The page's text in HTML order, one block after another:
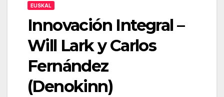
EUSKAL
Innovación Integral –
Will Lark y Carlos
Fernández
(Denokinn)